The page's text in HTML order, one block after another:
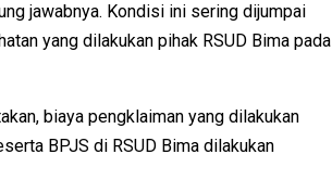
jawabnya. Kondisi ini sering dijumpai
yang dilakukan pihak RSUD Bima pada
biaya pengklaiman yang dilakukan
BPJS di RSUD Bima dilakukan